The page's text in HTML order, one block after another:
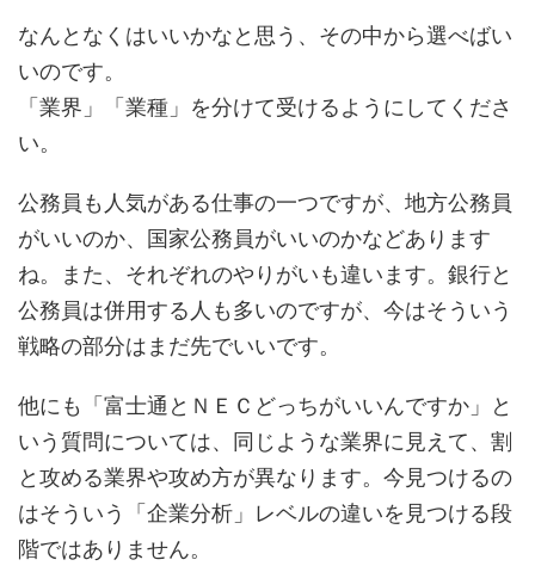
なんとなくはいいかなと思う、その中から選べばい
いのです。
「業界」「業種」を分けて受けるようにしてくださ
い。
公務員も人気がある仕事の一つですが、地方公務員
がいいのか、国家公務員がいいのかなどあります
ね。また、それぞれのやりがいも違います。銀行と
公務員は併用する人も多いのですが、今はそういう
戦略の部分はまだ先でいいです。
他にも「富士通とＮＥＣどっちがいいんですか」と
いう質問については、同じような業界に見えて、割
と攻める業界や攻め方が異なります。今見つけるの
はそういう「企業分析」レベルの違いを見つける段
階ではありません。